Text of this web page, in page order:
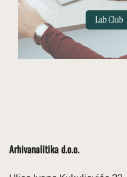
Arhivanalitika d.o.o.